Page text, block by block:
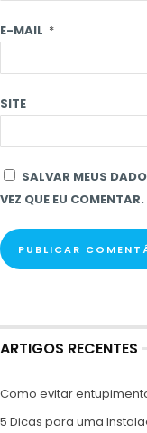
E-MAIL *
SITE
SALVAR MEUS
VEZ QUE EU COMENTAR.
ARTIGOS RECENTES
Como evitar
5 Dicas para uma